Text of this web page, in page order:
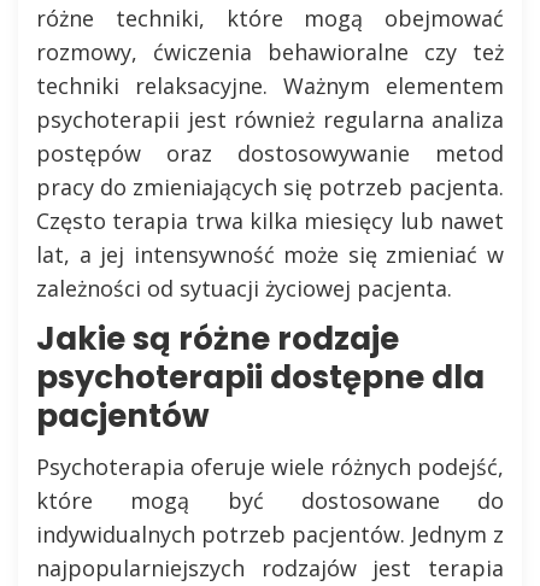
różne techniki, które mogą obejmować
rozmowy, ćwiczenia behawioralne czy też
techniki relaksacyjne. Ważnym elementem
psychoterapii jest również regularna analiza
postępów oraz dostosowywanie metod
pracy do zmieniających się potrzeb pacjenta.
Często terapia trwa kilka miesięcy lub nawet
lat, a jej intensywność może się zmieniać w
zależności od sytuacji życiowej pacjenta.
Jakie są różne rodzaje
psychoterapii dostępne dla
pacjentów
Psychoterapia oferuje wiele różnych podejść,
które mogą być dostosowane do
indywidualnych potrzeb pacjentów. Jednym z
najpopularniejszych rodzajów jest terapia